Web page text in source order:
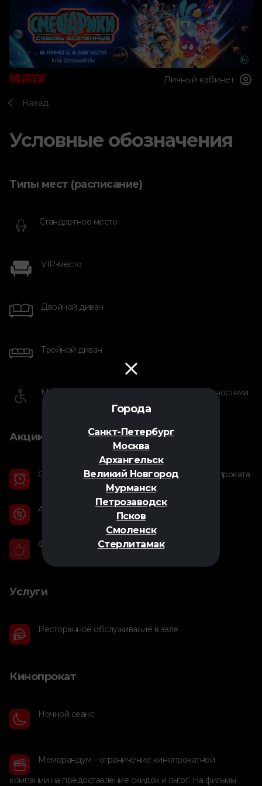
Города
Санкт-Петербург
Москва
Архангельск
Великий Новгород
Мурманск
Петрозаводск
Псков
Смоленск
Стерлитамак
Личный кабинет
Назад
Условные обозначения
Типы мест (расписание)
Стандартное место
VIP-место
Двойной диван
Тройной диван
Место для людей с ограниченными возможностями
Акции
Специальный тариф на фильмы, уходящие из проката
Акционный тариф
Фильм недели
Услуги
Ресторанное обслуживание в зале
Кинопрокат
Ночной сеанс
Меморандум – ограничение кинопрокатной
компании на предоставление скидок и льгот. На фильмы